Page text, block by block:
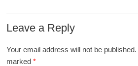
Leave a Reply
Your email address will not be published.
marked*